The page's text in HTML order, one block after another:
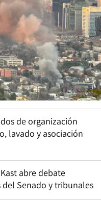
de organización
lavado y asociación
abre debate
Senado y tribunales